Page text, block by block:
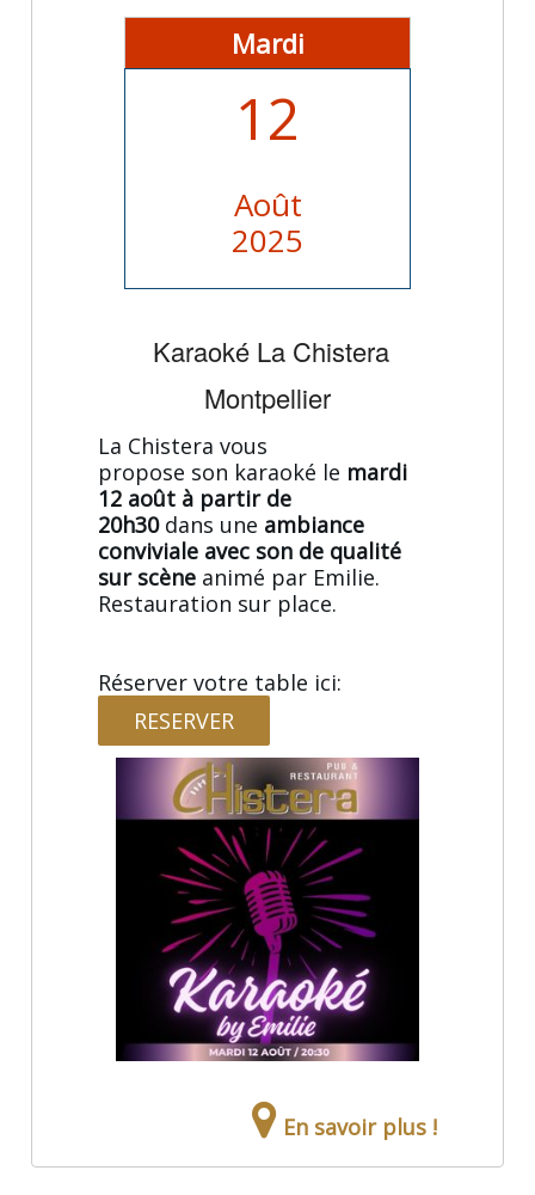
Mardi
12
Août
2025
Karaoké La Chistera
Montpellier
La Chistera vous
propose son karaoké le mardi
12 août à partir de
20h30dans une ambiance
conviviale avec son de qualité
sur scène animé par Emilie.
Restauration sur place.
Réserver votre table ici:
RESERVER
En savoir plus !